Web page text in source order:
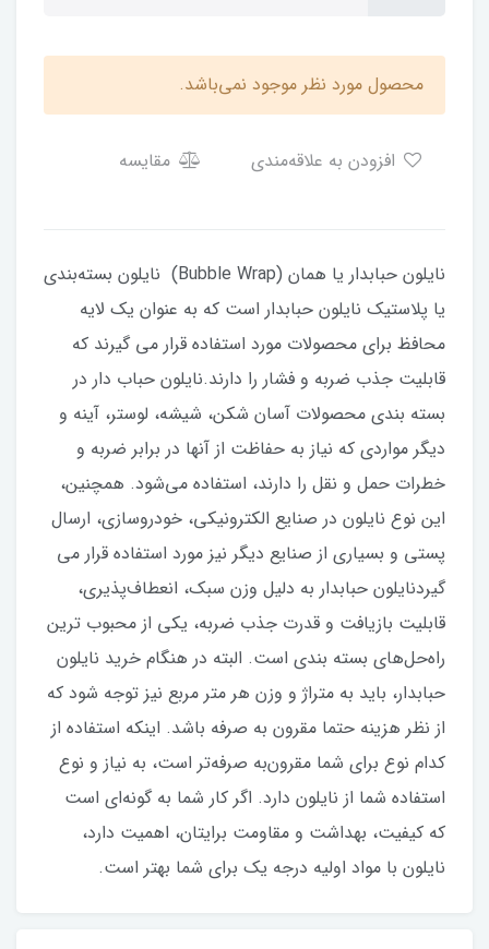
محصول مورد نظر موجود نمی‌باشد.
مقایسه
نایلون حبابدار یا همان (Bubble Wrap) نایلون بسته‌بندی
یا پلاستیک نایلون حبابدار است که به عنوان یک لایه
محافظ برای محصولات مورد استفاده قرار می گیرند که
قابلیت جذب ضربه و فشار را دارند.نایلون حباب دار در
بسته‌ بندی محصولات آسان شکن، شیشه‌، لوستر، آینه و
دیگر مواردی که نیاز به حفاظت از آنها در برابر ضربه و
خطرات حمل و نقل را دارند، استفاده می‌شود. همچنین،
این نوع نایلون در صنایع الکترونیکی، خودروسازی، ارسال
پستی و بسیاری از صنایع دیگر نیز مورد استفاده قرار می
گیردنایلون حبابدار به دلیل وزن سبک، انعطاف‌پذیری،
قابلیت بازیافت و قدرت جذب ضربه، یکی از محبوب‌ ترین
راه‌حل‌های بسته‌ بندی است. البته در هنگام خرید نایلون
حبابدار، باید به متراژ و وزن هر متر مربع نیز توجه شود که
از نظر هزینه حتما مقرون به صرفه باشد. اینکه استفاده از
کدام نوع برای شما مقرون‌به صرفه‌تر است، به نیاز و نوع
استفاده شما از نایلون دارد. اگر کار شما به گونه‌ای است
که کیفیت، بهداشت و مقاومت برایتان، اهمیت دارد،
نایلون با مواد اولیه درجه یک برای شما بهتر است.